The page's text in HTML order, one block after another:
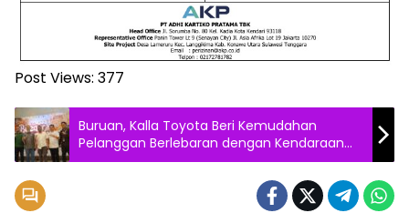
Post Views: 377
Buruan, Kalla Toyota Beri Kemudahan
Pelanggan Berlebaran dengan Kendaraan
Baru